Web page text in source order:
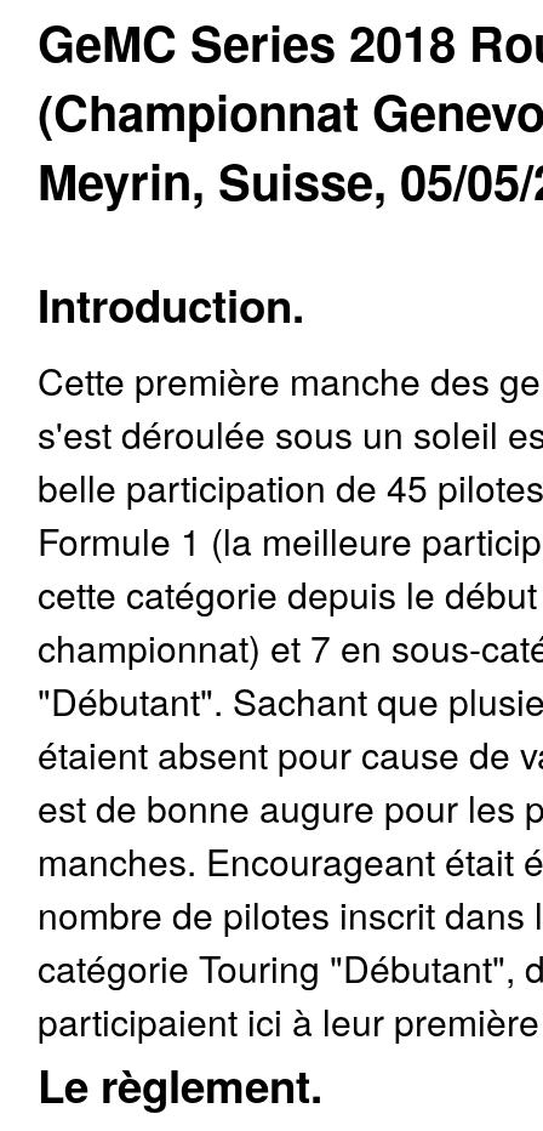
GeMC Series 2018
(Championnat
Meyrin, Suisse, 05/
Introduction.
Cette première manche des
s'est déroulée sous un soleil
belle participation de 45
Formule 1 (la meilleure
cette catégorie depuis le
championnat) et 7 en sous-
"Débutant". Sachant que
étaient absent pour cause de
est de bonne augure pour les
manches. Encourageant était
nombre de pilotes inscrit dans
catégorie Touring "Débutant",
participaient ici à leur
Le règlement.